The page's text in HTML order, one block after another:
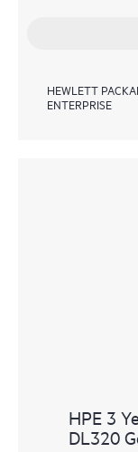
HEWLETT
ENTERPRISE
HPE 3
DL320